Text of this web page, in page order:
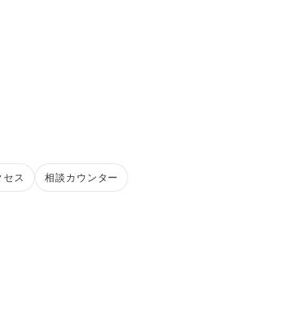
セス 相談カウンター